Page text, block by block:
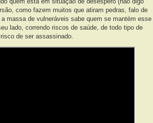
como fazem muitos que atiram pedras, falo de
massa de vulneráveis sabe quem se mantém esse
lado, correndo riscos de saúde, de todo tipo de
de ser assassinado.